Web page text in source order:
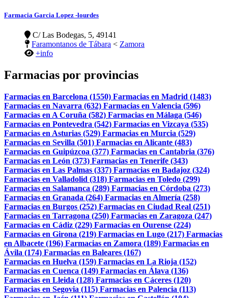
Farmacia Garcia Lopez -lourdes
C/ Las Bodegas, 5, 49141
Faramontanos de Tábara < Zamora
+info
Farmacias por provincias
Farmacias en Barcelona (1550) Farmacias en Madrid (1483)
Farmacias en Navarra (632) Farmacias en Valencia (596)
Farmacias en A Coruña (582) Farmacias en Málaga (546)
Farmacias en Pontevedra (542) Farmacias en Vizcaya (535)
Farmacias en Asturias (529) Farmacias en Murcia (529)
Farmacias en Sevilla (501) Farmacias en Alicante (483)
Farmacias en Guipúzcoa (377) Farmacias en Cantabria (376)
Farmacias en León (373) Farmacias en Tenerife (343)
Farmacias en Las Palmas (337) Farmacias en Badajoz (324)
Farmacias en Valladolid (318) Farmacias en Toledo (299)
Farmacias en Salamanca (289) Farmacias en Córdoba (273)
Farmacias en Granada (264) Farmacias en Almería (258)
Farmacias en Burgos (252) Farmacias en Ciudad Real (251)
Farmacias en Tarragona (250) Farmacias en Zaragoza (247)
Farmacias en Cádiz (229) Farmacias en Ourense (224)
Farmacias en Girona (219) Farmacias en Lugo (217) Farmacias
en Albacete (196) Farmacias en Zamora (189) Farmacias en
Ávila (174) Farmacias en Baleares (167)
Farmacias en Huelva (159) Farmacias en La Rioja (152)
Farmacias en Cuenca (149) Farmacias en Álava (136)
Farmacias en Lleida (128) Farmacias en Cáceres (120)
Farmacias en Segovia (115) Farmacias en Palencia (113)